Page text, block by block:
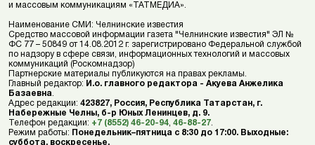
и массовым коммуникациям «ТАТМЕДИА».
Наименование СМИ: Челнинские известия
Средство массовой информации газета "Челнинские известия" ЭЛ №
ФС 77 – 50849 от 14.08.2012 г. зарегистрировано Федеральной службой
по надзору в сфере связи, информационных технологий и массовых
коммуникаций (Роскомнадзор)
Партнерские материалы публикуются на правах рекламы.
Главный редактор: И.о. главного редактора - Акуева Анжелика
Базаевна
Адрес редакции: 423827, Россия, Республика Татарстан, г.
Набережные Челны, б-р Юных Ленинцев, д. 9.
Телефон редакции: +7 (8552) 46-20-94 46-88-27
Режим работы: Понедельник–пятница с 8:30 до 17:00. Выходные:
суббота, воскресенье.